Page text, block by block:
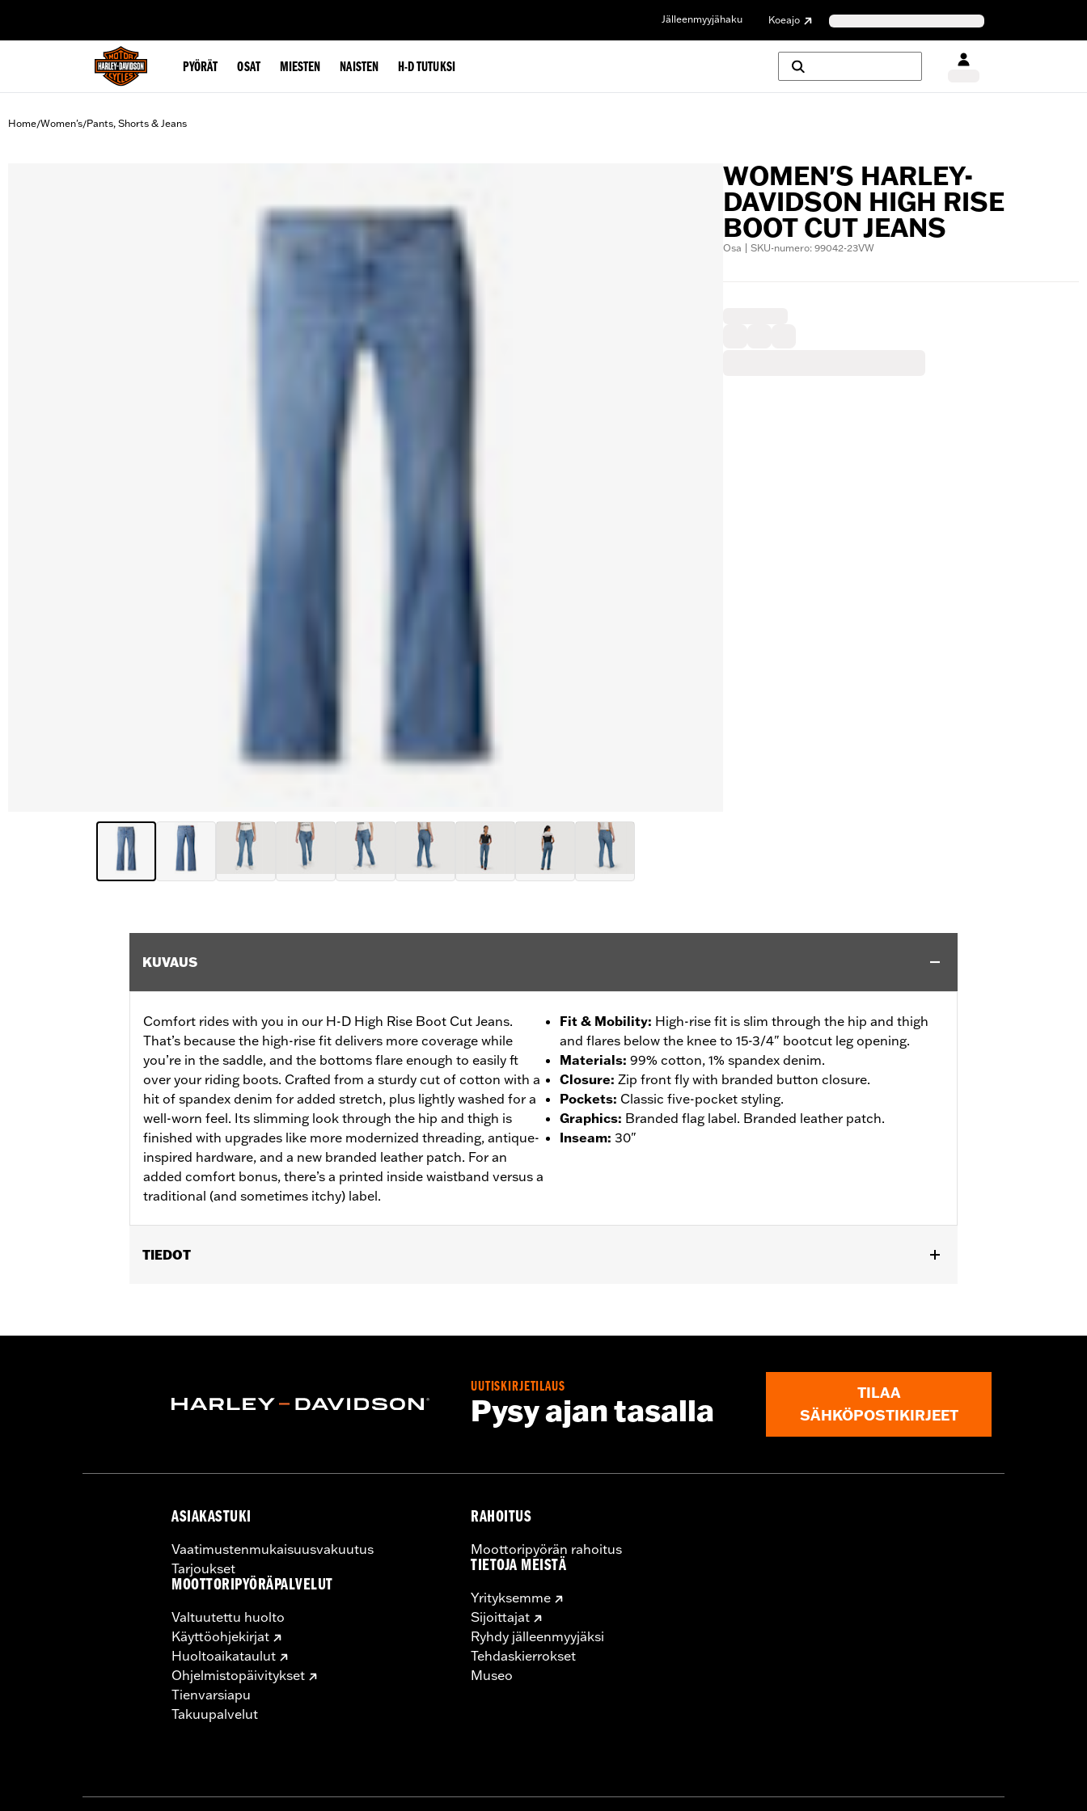
Jälleenmyyjähaku Koeajo
PYÖRÄT OSAT MIESTEN NAISTEN H-D TUTUKSI
Home/Women's/Pants, Shorts & Jeans
WOMEN'S HARLEY-
DAVIDSON HIGH RISE
BOOT CUT JEANS
Osa | SKU-numero: 99042-23VW
KUVAUS
Comfort rides with you in our H-D High Rise Boot Cut Jeans.
That’s because the high-rise fit delivers more coverage while
you’re in the saddle, and the bottoms flare enough to easily ft
over your riding boots. Crafted from a sturdy cut of cotton with a
hit of spandex denim for added stretch, plus lightly washed for a
well-worn feel. Its slimming look through the hip and thigh is
finished with upgrades like more modernized threading, antique-
inspired hardware, and a new branded leather patch. For an
added comfort bonus, there’s a printed inside waistband versus a
traditional (and sometimes itchy) label.
Fit & Mobility: High-rise fit is slim through the hip and thigh
and flares below the knee to 15-3/4" bootcut leg opening.
Materials: 99% cotton, 1% spandex denim.
Closure: Zip front fly with branded button closure.
Pockets: Classic five-pocket styling.
Graphics: Branded flag label. Branded leather patch.
Inseam: 30"
TIEDOT
Pant Style:Bootcut
UUTISKIRJETILAUS
Pysy ajan tasalla
TILAA
SÄHKÖPOSTIKIRJEET
ASIAKASTUKI
Vaatimustenmukaisuusvakuutus
Tarjoukset
MOOTTORIPYÖRÄPALVELUT
Valtuutettu huolto
Käyttöohjekirjat
Huoltoaikataulut
Ohjelmistopäivitykset
Tienvarsiapu
Takuupalvelut
RAHOITUS
Moottoripyörän rahoitus
TIETOJA MEISTÄ
Yrityksemme
Sijoittajat
Ryhdy jälleenmyyjäksi
Tehdaskierrokset
Museo